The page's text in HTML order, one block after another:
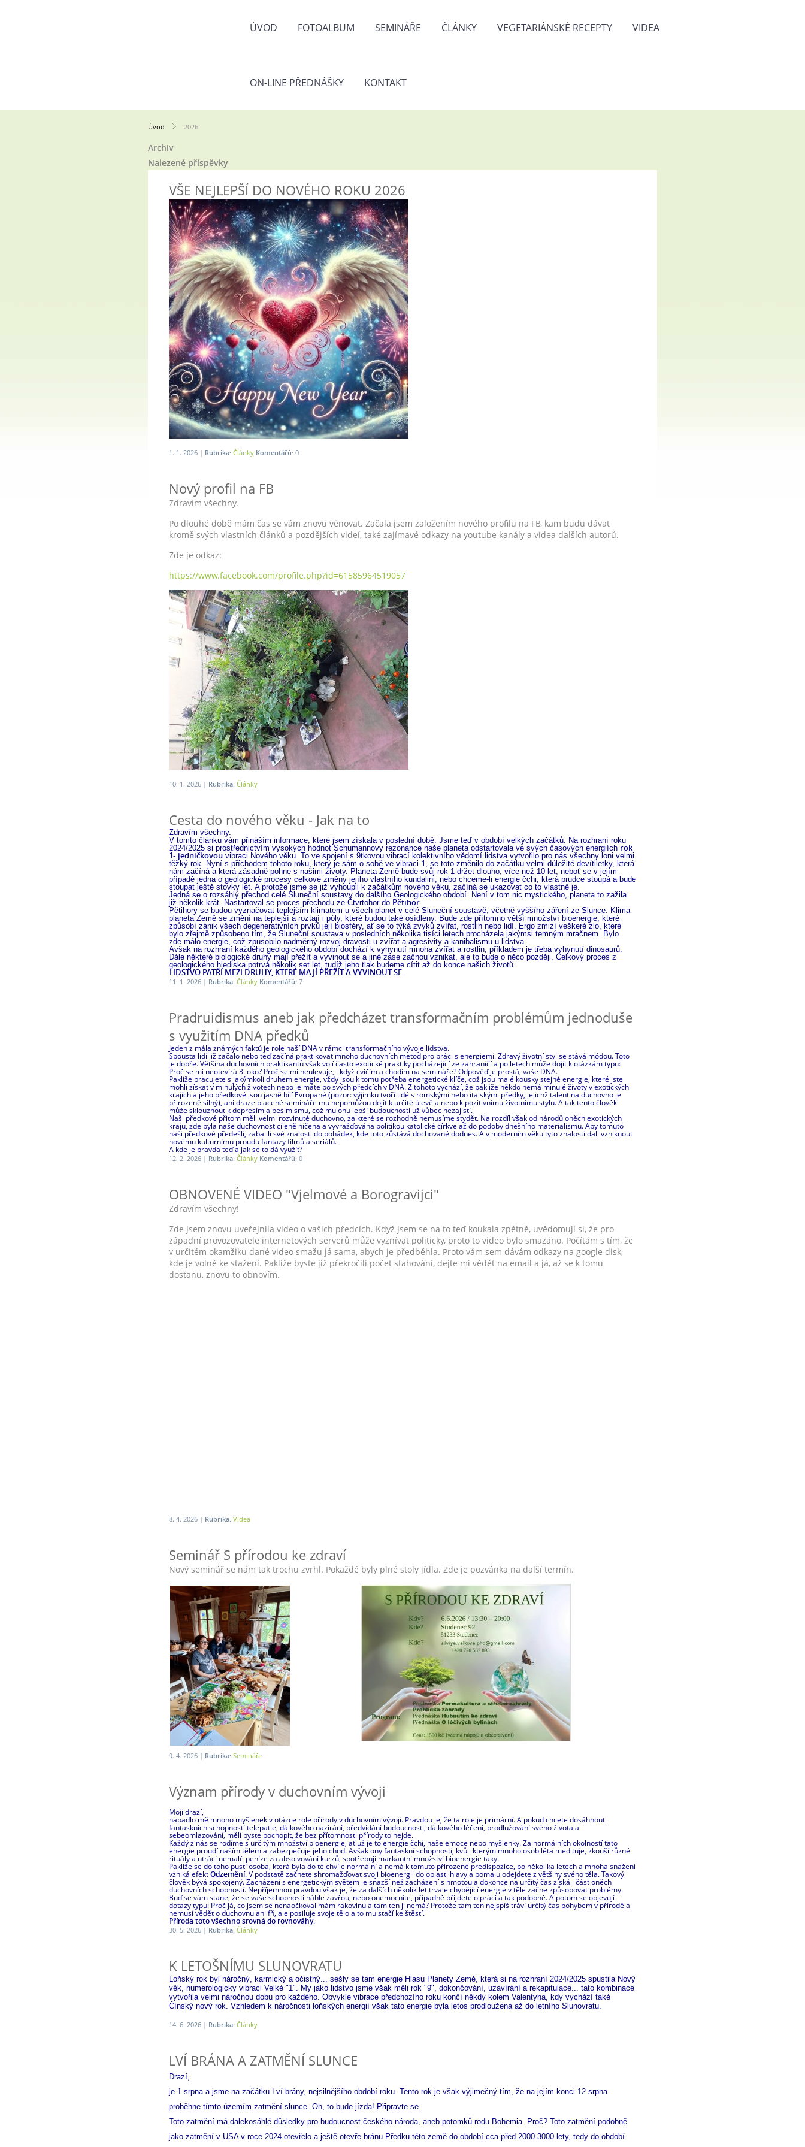
ÚVOD FOTOALBUM SEMINÁŘE ČLÁNKY VEGETARIÁNSKÉ RECEPTY VIDEA
ON-LINE PŘEDNÁŠKY KONTAKT
Úvod 2026
Archiv
Nalezené příspěvky
VŠE NEJLEPŠÍ DO NOVÉHO ROKU 2026
1. 1. 2026 | Rubrika: Články Komentářů: 0
Nový profil na FB
Zdravím všechny.
Po dlouhé době mám čas se vám znovu věnovat. Začala jsem založením nového profilu na FB, kam budu dávat
kromě svých vlastních článků a pozdějších videí, také zajímavé odkazy na youtube kanály a videa dalších autorů.
Zde je odkaz:
https://www.facebook.com/profile.php?id=61585964519057
10. 1. 2026 | Rubrika: Články
Cesta do nového věku - Jak na to
Zdravím všechny.
V tomto článku vám přináším informace, které jsem získala v poslední době. Jsme teď v období velkých začátků. Na rozhraní roku
2024/2025 si prostřednictvím vysokých hodnot Schumannovy rezonance naše planeta odstartovala ve svých časových energiích rok
1- jedničkovou vibraci Nového věku. To ve spojení s 9tkovou vibrací kolektivního vědomí lidstva vytvořilo pro nás všechny loni velmi
těžký rok. Nyní s příchodem tohoto roku, který je sám o sobě ve vibraci 1 , se toto změnilo do začátku velmi důležité devítiletky, která
nám začíná a která zásadně pohne s našimi životy. Planeta Země bude svůj rok 1 držet dlouho, více než 10 let, neboť se v jejím
případě jedna o geologické procesy celkové změny jejího vlastního kundalini, nebo chceme-li energie čchi, která prudce stoupá a bude
stoupat ještě stovky let. A protože jsme se již vyhoupli k začátkům nového věku, začíná se ukazovat co to vlastně je.
Jedná se o rozsáhlý přechod celé Sluneční soustavy do dalšího Geologického období. Není v tom nic mystického, planeta to zažila
již několik krát. Nastartoval se proces přechodu ze Čtvrtohor do Pětihor.
Pětihory se budou vyznačovat teplejším klimatem u všech planet v celé Sluneční soustavě, včetně vyššího záření ze Slunce. Klima
planeta Země se změní na teplejší a roztají i póly, které budou také osídleny. Bude zde přítomno větší množství bioenergie, které
způsobí zánik všech degenerativních prvků její biosféry, ať se to týká zvyků zvířat, rostlin nebo lidí. Ergo zmizí veškeré zlo, které
bylo zřejmě způsobeno tím, že Sluneční soustava v posledních několika tisíci letech procházela jakýmsi temným mračnem. Bylo
zde málo energie, což způsobilo nadměrný rozvoj dravosti u zvířat a agresivity a kanibalismu u lidstva.
Avšak na rozhraní každého geologického období dochází k vyhynutí mnoha zvířat a rostlin, příkladem je třeba vyhynutí dinosaurů.
Dále některé biologické druhy mají přežít a vyvinout se a jiné zase začnou vznikat, ale to bude o něco později. Celkový proces z
geologického hlediska potrvá několik set let, tudíž jeho tlak budeme cítit až do konce našich životů.
LIDSTVO PATŘÍ MEZI DRUHY, KTERÉ MAJÍ PŘEŽÍT A VYVINOUT SE.
11. 1. 2026 | Rubrika: Články Komentářů: 7
Pradruidismus aneb jak předcházet transformačním problémům jednoduše
s využitím DNA předků
Jeden z mála známých faktů je role naší DNA v rámci transformačního vývoje lidstva.
Spousta lidí již začalo nebo teď začíná praktikovat mnoho duchovních metod pro práci s energiemi. Zdravý životní styl se stává módou. Toto
je dobře. Většina duchovních praktikantů však volí často exotické praktiky pocházející ze zahraničí a po letech může dojít k otázkám typu:
Proč se mi neotevírá 3. oko? Proč se mi neulevuje, i když cvičím a chodím na semináře? Odpověď je prostá, vaše DNA.
Pakliže pracujete s jakýmkoli druhem energie, vždy jsou k tomu potřeba energetické klíče, což jsou malé kousky stejné energie, které jste
mohli získat v minulých životech nebo je máte po svých předcích v DNA. Z tohoto vychází, že pakliže někdo nemá minulé životy v exotických
krajích a jeho předkové jsou jasně bílí Evropané (pozor: výjimku tvoří lidé s romskými nebo italskými předky, jejichž talent na duchovno je
přirozeně silný), ani draze placené semináře mu nepomůžou dojít k určité úlevě a nebo k pozitivnímu životnímu stylu. A tak tento člověk
může sklouznout k depresím a pesimismu, což mu onu lepší budoucnosti už vůbec nezajistí.
Naši předkové přitom měli velmi rozvinuté duchovno, za které se rozhodně nemusíme stydět. Na rozdíl však od národů oněch exotických
krajů, zde byla naše duchovnost cíleně ničena a vyvražďována politikou katolické církve až do podoby dnešního materialismu. Aby tomuto
naši předkové předešli, zabalili své znalosti do pohádek, kde toto zůstává dochované dodnes. A v moderním věku tyto znalosti dali vzniknout
novému kulturnímu proudu fantazy filmů a seriálů.
A kde je pravda teď a jak se to dá využít?
12. 2. 2026 | Rubrika: Články Komentářů: 0
OBNOVENÉ VIDEO "Vjelmové a Borogravijci"
Zdravím všechny!
Zde jsem znovu uveřejnila video o vašich předcích. Když jsem se na to teď koukala zpětně, uvědomují si, že pro
západní provozovatele internetových serverů může vyznívat politicky, proto to video bylo smazáno. Počítám s tím, že
v určitém okamžiku dané video smažu já sama, abych je předběhla. Proto vám sem dávám odkazy na google disk,
kde je volně ke stažení. Pakliže byste již překročili počet stahování, dejte mi vědět na email a já, až se k tomu
dostanu, znovu to obnovím.
8. 4. 2026 | Rubrika: Videa
Seminář S přírodou ke zdraví
Nový seminář se nám tak trochu zvrhl. Pokaždé byly plné stoly jídla. Zde je pozvánka na další termín.
9. 4. 2026 | Rubrika: Semináře
Význam přírody v duchovním vývoji
Moji drazí,
napadlo mě mnoho myšlenek v otázce role přírody v duchovním vývoji. Pravdou je, že ta role je primární. A pokud chcete dosáhnout
fantaskních schopností telepatie, dálkového nazírání, předvídání budoucnosti, dálkového léčení, prodlužování svého života a
sebeomlazování, měli byste pochopit, že bez přítomnosti přírody to nejde.
Každý z nás se rodíme s určitým množství bioenergie, ať už je to energie čchi, naše emoce nebo myšlenky. Za normálních okolností tato
energie proudí naším tělem a zabezpečuje jeho chod. Avšak ony fantaskní schopnosti, kvůli kterým mnoho osob léta medituje, zkouší různé
rituály a utrácí nemalé peníze za absolvování kurzů, spotřebují markantní množství bioenergie taky.
Pakliže se do toho pustí osoba, která byla do té chvíle normální a nemá k tomuto přirozené predispozice, po několika letech a mnoha snažení
vzniká efektOdzemění. V podstatě začnete shromažďovat svoji bioenergii do oblasti hlavy a pomalu odejdete z většiny svého těla. Takový
člověk bývá spokojený. Zacházení s energetickým světem je snazší než zacházení s hmotou a dokonce na určitý čas získá i část oněch
duchovních schopností. Nepříjemnou pravdou však je, že za dalších několik let trvale chybějící energie v těle začne způsobovat problémy.
Buď se vám stane, že se vaše schopnosti náhle zavřou, nebo onemocníte, případně přijdete o práci a tak podobně. A potom se objevují
dotazy typu: Proč já, co jsem se nenaočkoval mám rakovinu a tam ten ji nemá? Protože tam ten nejspíš tráví určitý čas pohybem v přírodě a
nemusí vědět o duchovnu ani fň, ale posiluje svoje tělo a to mu stačí ke štěstí.
Příroda toto všechno srovná do rovnováhy.
30. 5. 2026 | Rubrika: Články
K LETOŠNÍMU SLUNOVRATU
Loňský rok byl náročný, karmický a očistný... sešly se tam energie Hlasu Planety Země, která si na rozhraní 2024/2025 spustila Nový
věk, numerologicky vibraci Velké "1". My jako lidstvo jsme však měli rok "9", dokončování, uzavírání a rekapitulace... tato kombinace
vytvořila velmi náročnou dobu pro každého. Obvykle vibrace předchozího roku končí někdy kolem Valentyna, kdy vychází také
Čínský nový rok. Vzhledem k náročnosti loňských energií však tato energie byla letos prodloužena až do letního Slunovratu.
14. 6. 2026 | Rubrika: Články
LVÍ BRÁNA A ZATMĚNÍ SLUNCE
Drazí,
je 1.srpna a jsme na začátku Lví brány, nejsilnějšího období roku. Tento rok je však výjimečný tím, že na jejím konci 12.srpna
proběhne tímto územím zatmění slunce. Oh, to bude jízda! Připravte se.
Toto zatmění má dalekosáhlé důsledky pro budoucnost českého národa, aneb potomků rodu Bohemia. Proč? Toto zatmění podobně
jako zatmění v USA v roce 2024 otevřelo a ještě otevře bránu Předků této země do období cca před 2000-3000 lety, tedy do období